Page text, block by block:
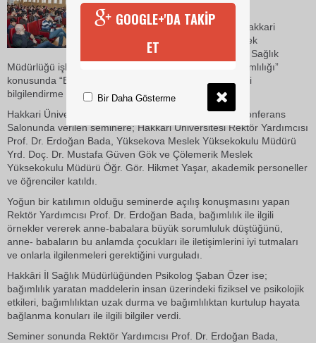
GAZETESİ
“Yeşilay Haftası” nedeniyle Hakkari
Üniversitesi Yüksekova Meslek
Yüksekokulu Müdürlüğü ve İl Sağlık
Müdürlüğü işbirliği ile öğrencilere yönelik “Madde Bağımlılığı”
konusunda “Bağımlı Olunacak Tek Şey Hayattır” içerikli
bilgilendirme semineri verildi.
Hakkari Üniversitesi Çölemerik Meslek Yüksekokulu Konferans
Salonunda verilen seminere; Hakkari Üniversitesi Rektör Yardımcısı
Prof. Dr. Erdoğan Bada, Yüksekova Meslek Yüksekokulu Müdürü
Yrd. Doç. Dr. Mustafa Güven Gök ve Çölemerik Meslek
Yüksekokulu Müdürü Öğr. Gör. Hikmet Yaşar, akademik personeller
ve öğrenciler katıldı.
Yoğun bir katılımın olduğu seminerde açılış konuşmasını yapan
Rektör Yardımcısı Prof. Dr. Erdoğan Bada, bağımlılık ile ilgili
örnekler vererek anne-babalara büyük sorumluluk düştüğünü,
anne- babaların bu anlamda çocukları ile iletişimlerini iyi tutmaları
ve onlarla ilgilenmeleri gerektiğini vurguladı.
Hakkâri İl Sağlık Müdürlüğünden Psikolog Şaban Özer ise;
bağımlılık yaratan maddelerin insan üzerindeki fiziksel ve psikolojik
etkileri, bağımlılıktan uzak durma ve bağımlılıktan kurtulup hayata
bağlanma konuları ile ilgili bilgiler verdi.
Seminer sonunda Rektör Yardımcısı Prof. Dr. Erdoğan Bada,
GOOGLE+'DA TAKİP
ET
Bir Daha Gösterme